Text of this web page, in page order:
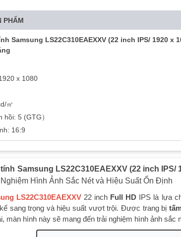
PHẨM
Samsung LS22C310EAEXXV (22 inch IPS/ 1920 x
x 1080
㎡
5 (GTG）
16:9
Samsung LS22C310EAEXXV (22 inch IPS/
Hình Ảnh Sắc Nét và Hiệu Suất Ổn Định
LS22C310EAEXXV 22 inch Full HD IPS là lựa
sang trọng và hiệu suất vượt trội. Được trang bị
màn hình này sẽ mang đến trải nghiệm hình ảnh